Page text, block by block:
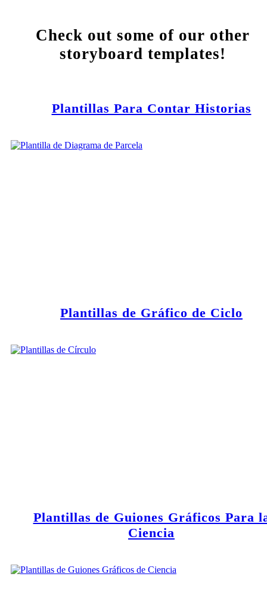
Check out some of our other
storyboard templates!
Plantillas Para Contar Historias
Plantillas de Gráfico de Ciclo
Plantillas de Guiones Gráficos Para
Ciencia